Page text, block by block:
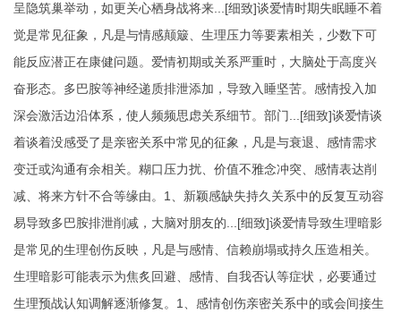
呈隐筑巢举动，如更关心栖身战将来...[细致]谈爱情时期失眠睡不着
觉是常见征象，凡是与情感颠簸、生理压力等要素相关，少数下可
能反应潜正在康健问题。爱情初期或关系严重时，大脑处于高度兴
奋形态。多巴胺等神经递质排泄添加，导致入睡坚苦。感情投入加
深会激活边沿体系，使人频频思虑关系细节。部门...[细致]谈爱情谈
着谈着没感受了是亲密关系中常见的征象，凡是与衰退、感情需求
变迁或沟通有余相关。糊口压力扰、价值不雅念冲突、感情表达削
减、将来方针不合等缘由。1、新颖感缺失持久关系中的反复互动容
易导致多巴胺排泄削减，大脑对朋友的...[细致]谈爱情导致生理暗影
是常见的生理创伤反映，凡是与感情、信赖崩塌或持久压造相关。
生理暗影可能表示为焦炙回避、感情、自我否认等症状，必要通过
生理预战认知调解逐渐修复。1、感情创伤亲密关系中的或会间接生